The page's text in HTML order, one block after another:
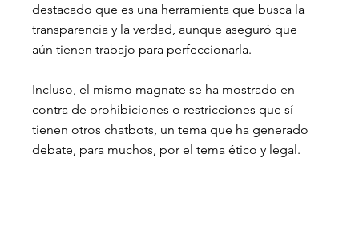
destacado que es una herramienta que busca la
transparencia y la verdad, aunque aseguró que
aún tienen trabajo para perfeccionarla.
Incluso, el mismo magnate se ha mostrado en
contra de prohibiciones o restricciones que sí
tienen otros chatbots, un tema que ha generado
debate, para muchos, por el tema ético y legal.